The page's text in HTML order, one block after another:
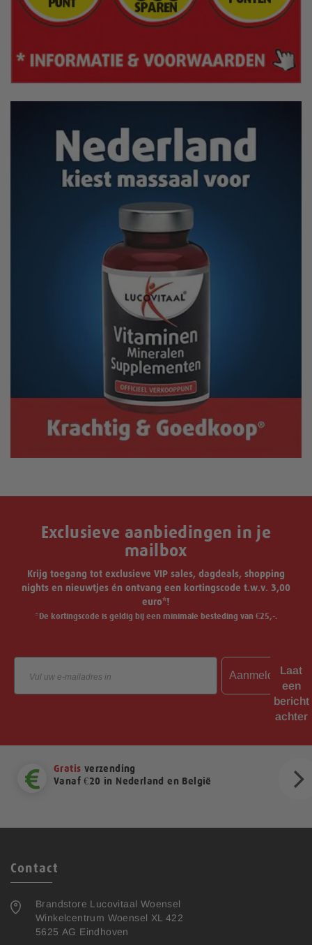
Exclusieve aanbiedingen in je
mailbox
Krijg toegang tot exclusieve VIP sales, dagdeals, shopping
nights en nieuwtjes én ontvang een kortingscode t.w.v. 3,00
euro*!
*De kortingscode is geldig bij een minimale besteding van €25,-.
Email
Aanmelden
Gratis verzending
Vanaf €20 in Nederland en België
Contact
Brandstore Lucovitaal Woensel
Winkelcentrum Woensel XL 422
5625 AG Eindhoven
Laat
een
bericht
achter